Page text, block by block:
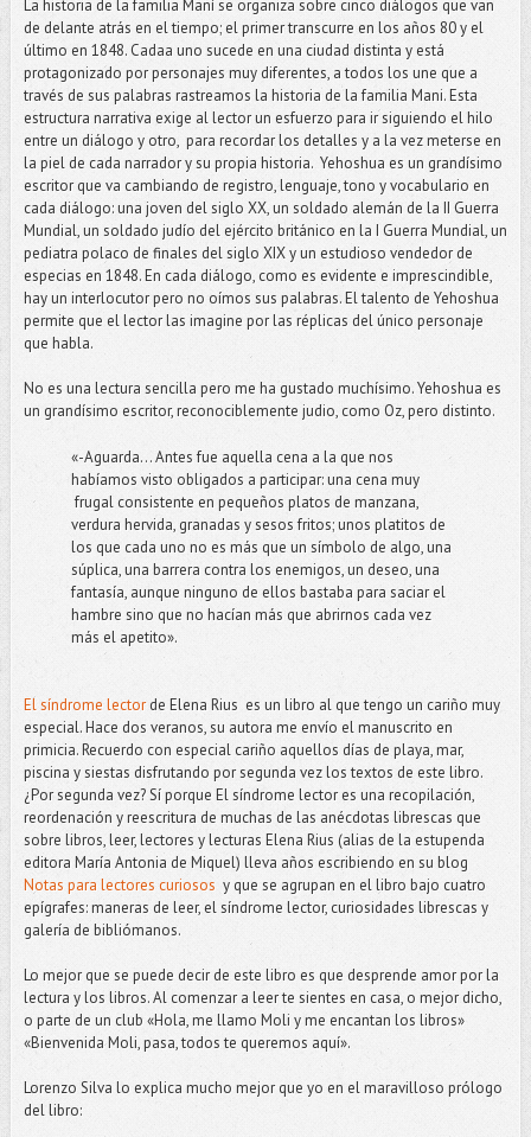
La historia de la familia Maní se organiza sobre cinco diálogos que van
de delante atrás en el tiempo; el primer transcurre en los años 80 y el
último en 1848. Cadaa uno sucede en una ciudad distinta y está
protagonizado por personajes muy diferentes, a todos los une que a
través de sus palabras rastreamos la historia de la familia Mani. Esta
estructura narrativa exige al lector un esfuerzo para ir siguiendo el hilo
entre un diálogo y otro, para recordar los detalles y a la vez meterse en
la piel de cada narrador y su propia historia. Yehoshua es un grandísimo
escritor que va cambiando de registro, lenguaje, tono y vocabulario en
cada diálogo: una joven del siglo XX, un soldado alemán de la II Guerra
Mundial, un soldado judío del ejército británico en la I Guerra Mundial, un
pediatra polaco de finales del siglo XIX y un estudioso vendedor de
especias en 1848. En cada diálogo, como es evidente e imprescindible,
hay un interlocutor pero no oímos sus palabras. El talento de Yehoshua
permite que el lector las imagine por las réplicas del único personaje
que habla.
No es una lectura sencilla pero me ha gustado muchísimo. Yehoshua es
un grandísimo escritor, reconociblemente judio, como Oz, pero distinto.
«-Aguarda... Antes fue aquella cena a la que nos
habíamos visto obligados a participar: una cena muy
frugal consistente en pequeños platos de manzana,
verdura hervida, granadas y sesos fritos; unos platitos de
los que cada uno no es más que un símbolo de algo, una
súplica, una barrera contra los enemigos, un deseo, una
fantasía, aunque ninguno de ellos bastaba para saciar el
hambre sino que no hacían más que abrirnos cada vez
más el apetito».
El síndrome lectorde Elena Rius es un libro al que tengo un cariño muy
especial. Hace dos veranos, su autora me envío el manuscrito en
primicia. Recuerdo con especial cariño aquellos días de playa, mar,
piscina y siestas disfrutando por segunda vez los textos de este libro.
¿Por segunda vez? Sí porque El síndrome lector es una recopilación,
reordenación y reescritura de muchas de las anécdotas librescas que
sobre libros, leer, lectores y lecturas Elena Rius (alias de la estupenda
editora María Antonia de Miquel) lleva años escribiendo en su blog
Notas para lectores curiosos y que se agrupan en el libro bajo cuatro
epígrafes: maneras de leer, el síndrome lector, curiosidades librescas y
galería de bibliómanos.
Lo mejor que se puede decir de este libro es que desprende amor por la
lectura y los libros. Al comenzar a leer te sientes en casa, o mejor dicho,
o parte de un club «Hola, me llamo Moli y me encantan los libros»
«Bienvenida Moli, pasa, todos te queremos aquí».
Lorenzo Silva lo explica mucho mejor que yo en el maravilloso prólogo
del libro: